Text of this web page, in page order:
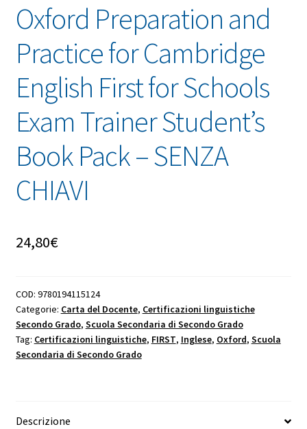
Oxford Preparation and
Practice for Cambridge
English First for Schools
Exam Trainer Student’s
Book Pack – SENZA
CHIAVI
24,80€
COD: 9780194115124
Categorie: Carta del Docente, Certificazioni linguistiche
Secondo Grado, Scuola Secondaria di Secondo Grado
Tag: Certificazioni linguistiche, FIRST, Inglese, Oxford, Scuola
Secondaria di Secondo Grado
Descrizione